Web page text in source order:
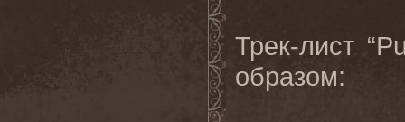
Трек-лист
образом: